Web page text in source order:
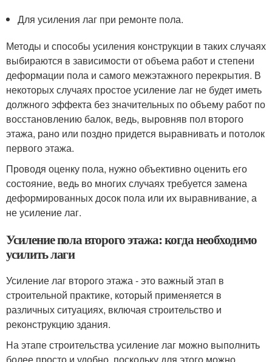
Для усиления лаг при ремонте пола.
Методы и способы усиления конструкции в таких случаях
выбираются в зависимости от объема работ и степени
деформации пола и самого межэтажного перекрытия. В
некоторых случаях простое усиление лаг не будет иметь
должного эффекта без значительных по объему работ по
восстановлению балок, ведь, выровняв пол второго
этажа, рано или поздно придется выравнивать и потолок
первого этажа.
Проводя оценку пола, нужно объективно оценить его
состояние, ведь во многих случаях требуется замена
деформированных досок пола или их выравнивание, а
не усиление лаг.
Усиление пола второго этажа: когда необходимо
усилить лаги
Усиление лаг второго этажа - это важный этап в
строительной практике, который применяется в
различных ситуациях, включая строительство и
реконструкцию здания.
На этапе строительства усиление лаг можно выполнить